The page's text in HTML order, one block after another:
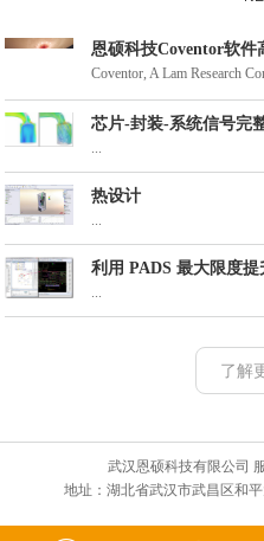
2016年武汉威斯汀
恩硕科技Coventor软件
Coventor, A Lam Research
芯片-封装-系统信号完
...
热设计
...
利用 PADS 最大限度提
...
了解
武汉恩硕科技有限公司
地址：湖北省武汉市武昌区和